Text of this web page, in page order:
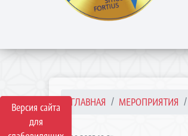
Версия сайта
для
ГЛАВНАЯ МЕРОПРИЯТИЯ